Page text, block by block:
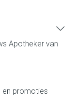
Apotheker van
en promoties